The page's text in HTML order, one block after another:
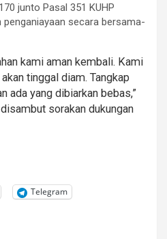
junto Pasal 351 KUHP
secara bersama-
kami aman kembali. Kami
tinggal diam. Tangkap
ada yang dibiarkan bebas,”
sorakan dukungan
Telegram